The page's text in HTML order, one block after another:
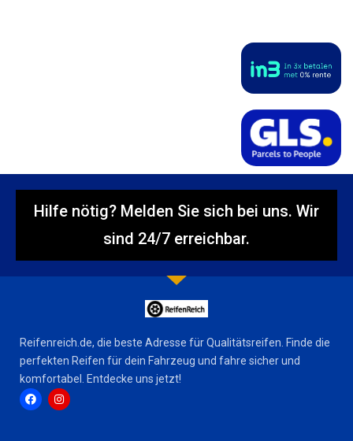
Hilfe nötig? Melden Sie sich bei uns. Wir
sind 24/7 erreichbar.
Reifenreich.de, die beste Adresse für Qualitätsreifen. Finde die
perfekten Reifen für dein Fahrzeug und fahre sicher und
komfortabel. Entdecke uns jetzt!